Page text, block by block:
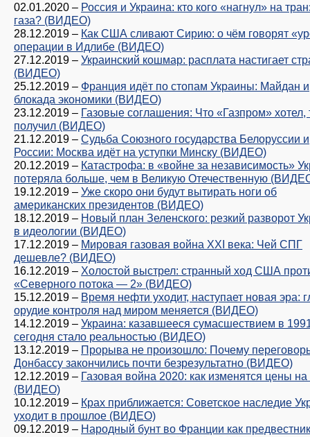
02.01.2020 – Россия и Украина: кто кого «нагнул» на
газа? (ВИДЕО)
28.12.2019 – Как США сливают Сирию: о чём говорят
операции в Идлибе (ВИДЕО)
27.12.2019 – Украинский кошмар: расплата настигает
(ВИДЕО)
25.12.2019 – Франция идёт по стопам Украины: Майдан и
блокада экономики (ВИДЕО)
23.12.2019 – Газовые соглашения: Что «Газпром» хотел,
получил (ВИДЕО)
21.12.2019 – Судьба Союзного государства Белоруссии и
России: Москва идёт на уступки Минску (ВИДЕО)
20.12.2019 – Катастрофа: в «войне за независимость»
потеряла больше, чем в Великую Отечественную
19.12.2019 – Уже скоро они будут вытирать ноги об
американских президентов (ВИДЕО)
18.12.2019 – Новый план Зеленского: резкий разворот
в идеологии (ВИДЕО)
17.12.2019 – Мировая газовая война XXI века: Чей СПГ
дешевле? (ВИДЕО)
16.12.2019 – Холостой выстрел: странный ход США
«Северного потока — 2» (ВИДЕО)
15.12.2019 – Время нефти уходит, наступает новая эра:
орудие контроля над миром меняется (ВИДЕО)
14.12.2019 – Украина: казавшееся сумасшествием в
сегодня стало реальностью (ВИДЕО)
13.12.2019 – Прорыва не произошло: Почему
Донбассу закончились почти безрезультатно (ВИДЕО)
12.12.2019 – Газовая война 2020: как изменятся цены на
(ВИДЕО)
10.12.2019 – Крах приближается: Советское наследие
уходит в прошлое (ВИДЕО)
09.12.2019 – Народный бунт во Франции как предвестник